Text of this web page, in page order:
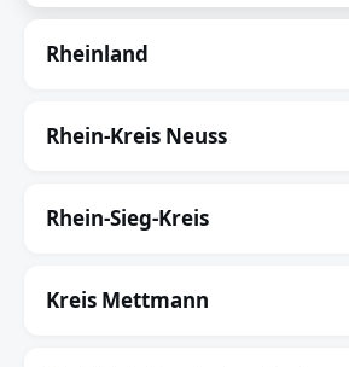
Rheinland
Rhein-Kreis Neuss
Rhein-Sieg-Kreis
Kreis Mettmann